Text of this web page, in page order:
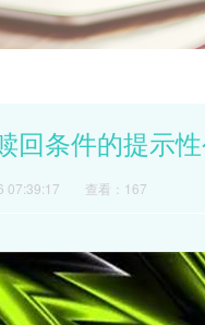
回条件的提示
07:39:17 查看：167